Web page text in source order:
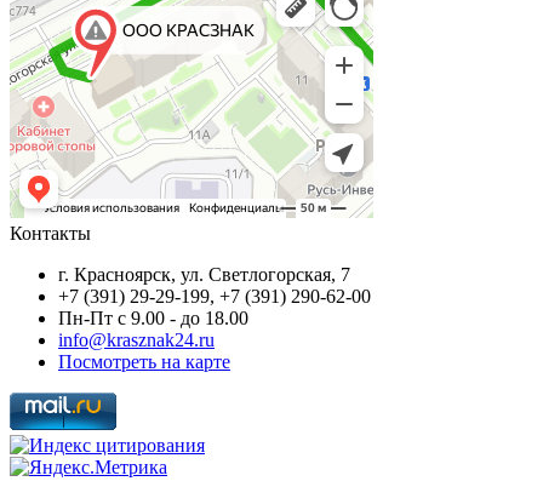
Контакты
г. Красноярск, ул. Светлогорская, 7
+7 (391) 29-29-199, +7 (391) 290-62-00
Пн-Пт с 9.00 - до 18.00
info@krasznak24.ru
Посмотреть на карте